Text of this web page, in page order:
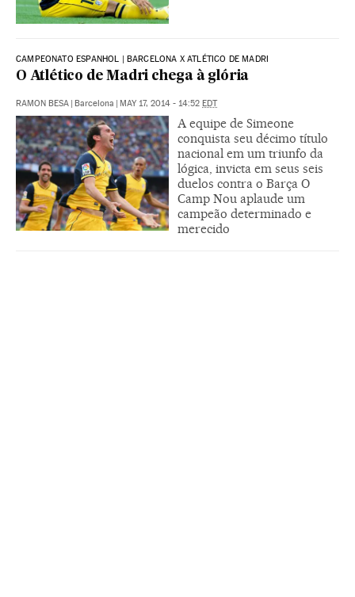
CAMPEONATO ESPANHOL | BARCELONA X ATLÉTICO DE MADRI
O Atlético de Madri chega à glória
RAMON BESA | Barcelona | MAY 17, 2014 - 14:52 EDT
A equipe de Simeone
conquista seu décimo título
nacional em um triunfo da
lógica, invicta em seus seis
duelos contra o Barça O
Camp Nou aplaude um
campeão determinado e
merecido